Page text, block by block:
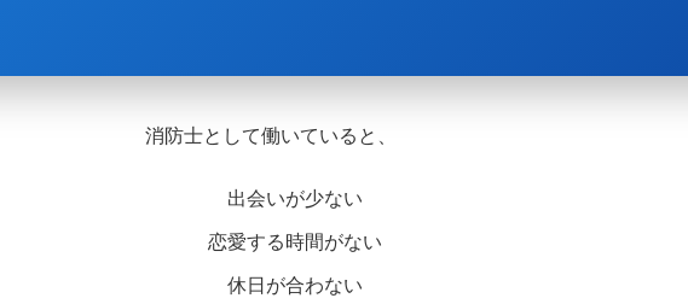
消防士として働いていると、
出会いが少ない
恋愛する時間がない
休日が合わない